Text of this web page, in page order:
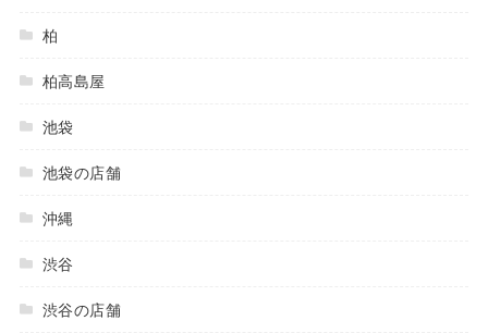
柏
柏高島屋
池袋
池袋の店舗
沖縄
渋谷
渋谷の店舗